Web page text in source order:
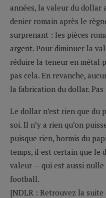
années, la valeur du dollar
denier romain après le
surprenant : les pièces
argent. Pour diminuer la
réduire la teneur en métal
pas cela. En revanche,
la fabrication du dollar.
Le dollar n’est rien que du
soi. Il n’y a rien qu’on
puisque rien, hormis du
temps, il est certain que le
valeur — qui est aussi nulle
football.
[NDLR : Retrouvez la